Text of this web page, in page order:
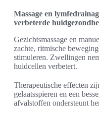
Massage en
verbeterde
Gezichtsmassage en
zachte, ritmische
stimuleren. Zwellingen
huidcellen verbetert.
Therapeutische effecten
gelaatsspieren en een
afvalstoffen ondersteunt